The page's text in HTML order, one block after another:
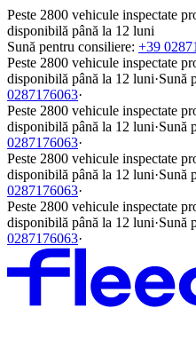
Peste 2800 vehicule inspectate
disponibilă până la 12 luni
Sună pentru consiliere: +39
Peste 2800 vehicule inspectate
disponibilă până la 12 luni·Sună
0287176063·
Peste 2800 vehicule inspectate
disponibilă până la 12 luni·Sună
0287176063·
Peste 2800 vehicule inspectate
disponibilă până la 12 luni·Sună
0287176063·
Peste 2800 vehicule inspectate
disponibilă până la 12 luni·Sună
0287176063·